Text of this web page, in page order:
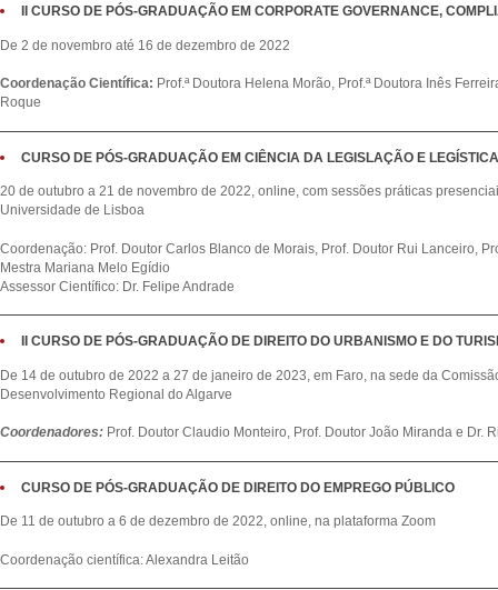
II CURSO DE PÓS-GRADUAÇÃO EM CORPORATE GOVERNANCE,
De 2 de novembro até 16 de dezembro de 2022
Coordenação Científica: Prof.ª Doutora Helena Morão, Prof.ª Doutora Inês
Roque
CURSO DE PÓS-GRADUAÇÃO EM CIÊNCIA DA LEGISLAÇÃO E
20 de outubro a 21 de novembro de 2022, online, com sessões práticas
Universidade de Lisboa
Coordenação: Prof. Doutor Carlos Blanco de Morais, Prof. Doutor Rui Lanceiro,
Mestra Mariana Melo Egídio
Assessor Científico: Dr. Felipe Andrade
II CURSO DE PÓS-GRADUAÇÃO DE DIREITO DO URBANISMO E DO
De 14 de outubro de 2022 a 27 de janeiro de 2023, em Faro, na sede da
Desenvolvimento Regional do Algarve
Coordenadores: Prof. Doutor Claudio Monteiro, Prof. Doutor João Miranda e Dr.
CURSO DE PÓS-GRADUAÇÃO DE DIREITO DO EMPREGO PÚBLICO
De 11 de outubro a 6 de dezembro de 2022, online, na plataforma Zoom
Coordenação científica: Alexandra Leitão